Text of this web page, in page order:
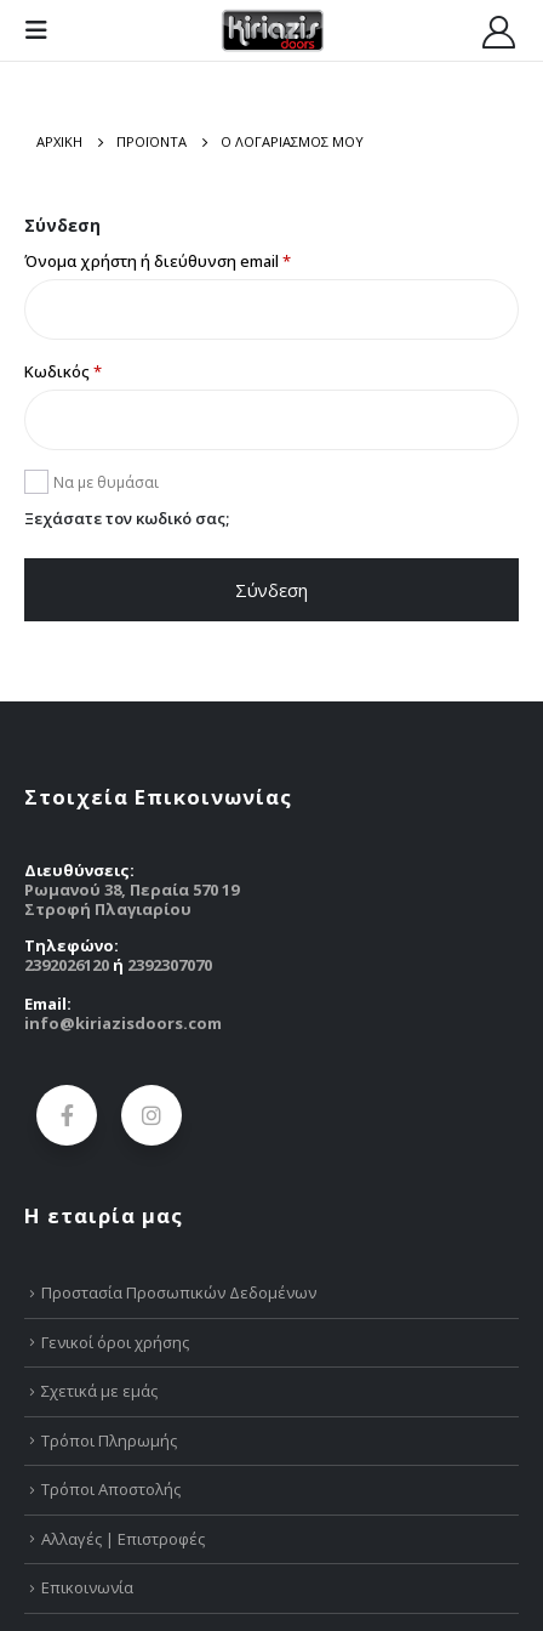
ΑΡΧΙΚΉ ΠΡΟΪΌΝΤΑ Ο ΛΟΓΑΡΙΑΣΜΌΣ ΜΟΥ
Σύνδεση
Όνομα χρήστη ή διεύθυνση email *Απαιτείται
Κωδικός*Απαιτείται
Να με θυμάσαι
Ξεχάσατε τον κωδικό σας;
Σύνδεση
Στοιχεία Επικοινωνίας
Διευθύνσεις:
Ρωμανού 38, Περαία 570 19
Στροφή Πλαγιαρίου
Tηλεφώνο:
2392026120 ή 2392307070
Email:
info@kiriazisdoors.com
Η εταιρία μας
Προστασία Προσωπικών Δεδομένων
Γενικοί όροι χρήσης
Σχετικά με εμάς
Τρόποι Πληρωμής
Τρόποι Αποστολής
Αλλαγές | Επιστροφές
Επικοινωνία